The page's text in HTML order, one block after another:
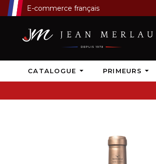
E-commerce français
CATALOGUE PRIMEURS